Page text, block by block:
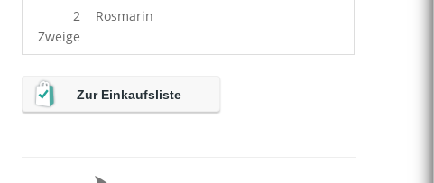
2
Zweige
Rosmarin
Zur Einkaufsliste